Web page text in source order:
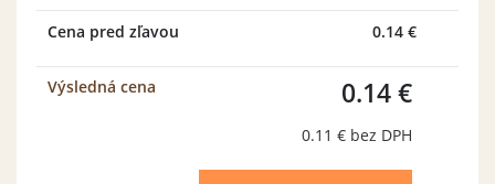
NATUR
Cena pred zľavou 0.14 €
Výsledná cena 0.14 €
0.11 € bez DPH